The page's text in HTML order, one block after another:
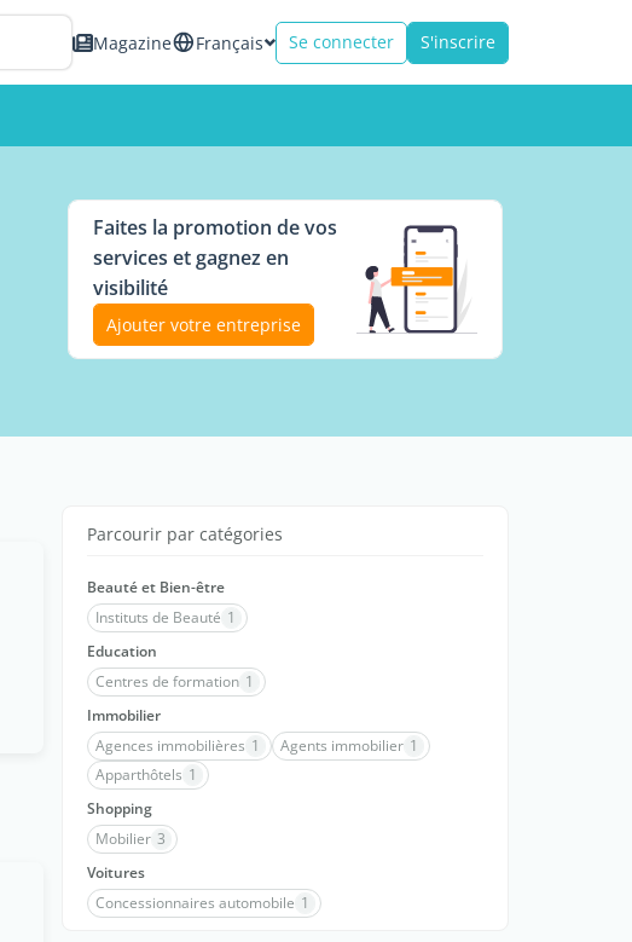
Magazine Français Se connecter S'inscrire
Faites la promotion de vos
services et gagnez en
visibilité
Ajouter votre entreprise
Parcourir par catégories
Beauté et Bien-être
Instituts de Beauté 1
Education
Centres de formation 1
Immobilier
Agences immobilières 1 Agents immobilier 1
Apparthôtels 1
Shopping
Mobilier 3
Voitures
Concessionnaires automobile 1